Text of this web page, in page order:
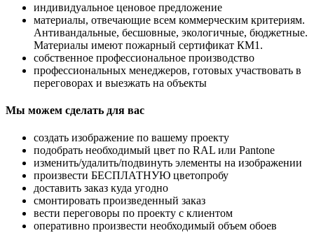
индивидуальное ценовое предложение
материалы, отвечающие всем коммерческим критериям.
Антивандальные, бесшовные, экологичные, бюджетные.
Материалы имеют пожарный сертификат КМ1.
собственное профессиональное производство
профессиональных менеджеров, готовых участвовать в
переговорах и выезжать на объекты
Мы можем сделать для вас
создать изображение по вашему проекту
подобрать необходимый цвет по RAL или Pantone
изменить/удалить/подвинуть элементы на изображении
произвести БЕСПЛАТНУЮ цветопробу
доставить заказ куда угодно
смонтировать произведенный заказ
вести переговоры по проекту с клиентом
оперативно произвести необходимый объем обоев